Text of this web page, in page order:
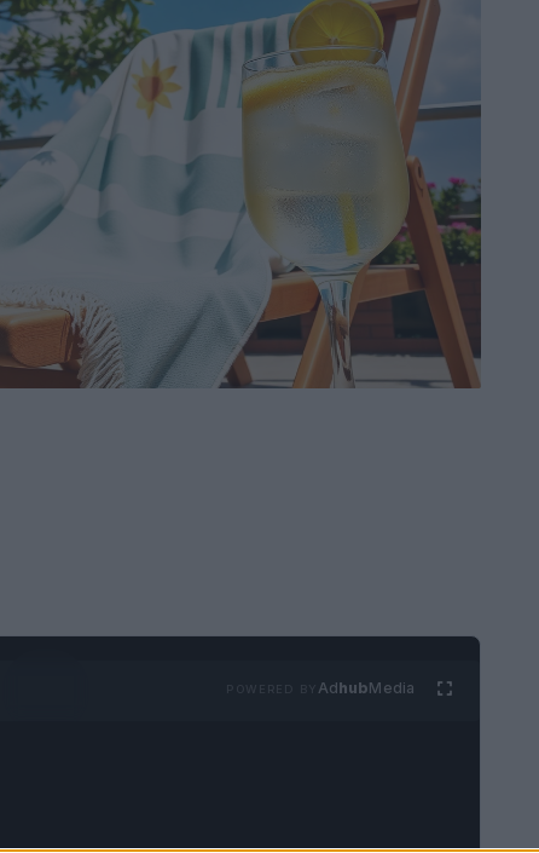
AdhubMedia